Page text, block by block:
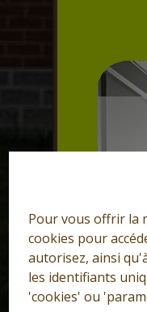
Pour vous offrir la
cookies pour
autorisez, ainsi
les identifiants
'cookies' ou